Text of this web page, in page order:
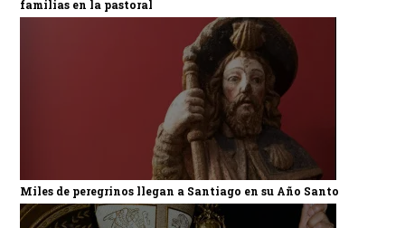
familias en la pastoral
Miles de peregrinos llegan a Santiago en su Año Santo